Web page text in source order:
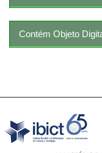
Contém Objeto